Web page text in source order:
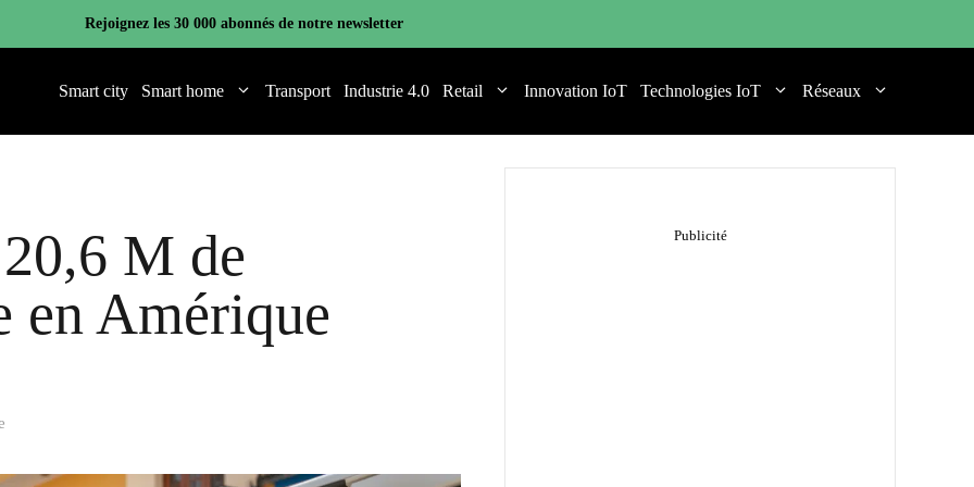
Rejoignez les 30 000 abonnés de notre newsletter
Smart city Smart home Transport Industrie 4.0 Retail Innovation IoT Technologies IoT Réseaux
M de
en Amérique